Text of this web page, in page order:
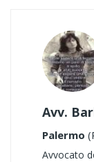
Avv.
Palermo
Avvocato